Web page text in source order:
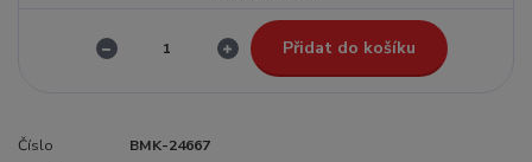
Přidat do košíku
Číslo
BMK-24667